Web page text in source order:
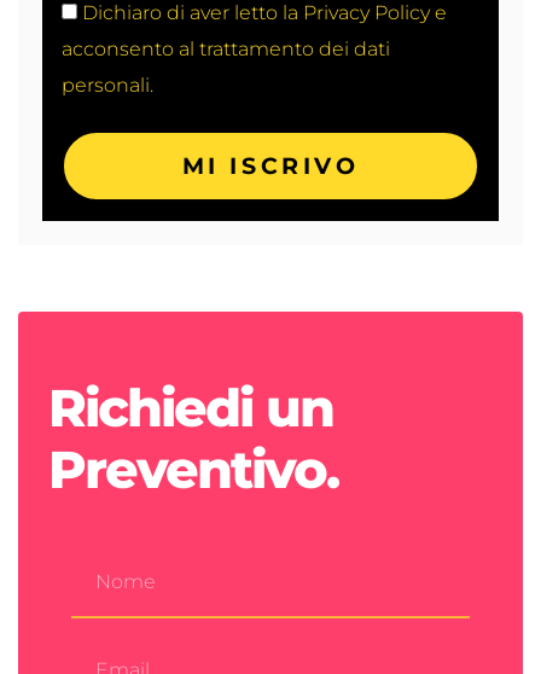
Dichiaro di aver letto la Privacy Policy e
acconsento al trattamento dei dati
personali.
MI ISCRIVO
Richiedi un
Preventivo.